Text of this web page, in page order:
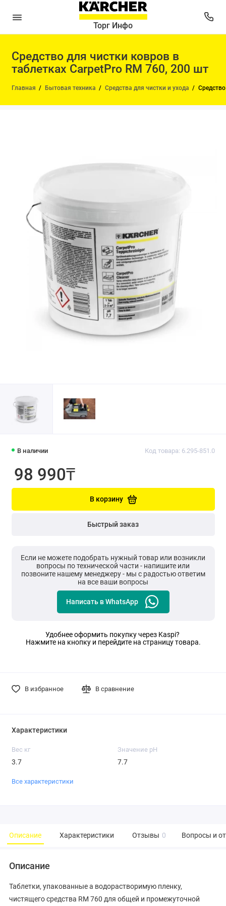
Торг Инфо
Средство для чистки ковров в
таблетках CarpetPro RM 760, 200 шт
Главная Бытовая техника Средства для чистки и ухода
В наличии Код товара: 6.295-851.0
98 990₸
В корзину
Быстрый заказ
Если не можете подобрать нужный товар или возникли
вопросы по технической части - напишите или
позвоните нашему менеджеру - мы с радостью ответим
на все ваши вопросы
Написать в WhatsApp
Удобнее оформить покупку через Kaspi?
Нажмите на кнопку и перейдите на страницу товара.
В избранное В сравнение
Характеристики
Вес кг
3.7
Значение pH
7.7
Все характеристики
Описание Характеристики Отзывы 0 Вопросы и
Описание
Таблетки, упакованные а водорастворимую пленку,
чистящего средства RM 760 для общей и промежуточной